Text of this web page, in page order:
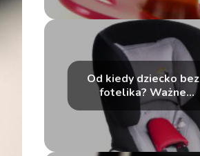
Od kiedy dziecko bez
fotelika? Ważne
informacje dla rodziców
dotyczące
bezpieczeństwa na
drodze